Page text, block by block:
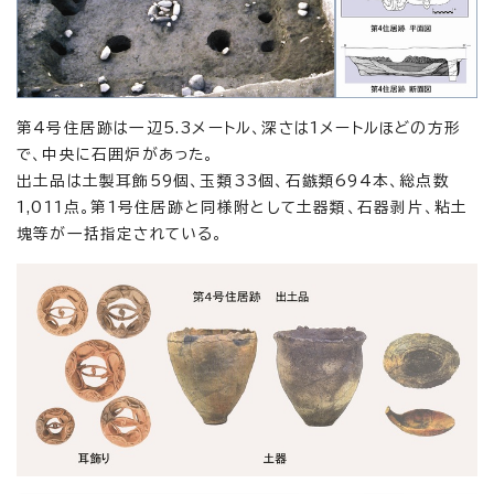
第4号住居跡は一辺5.3メートル、深さは1メートルほどの方形
で、中央に石囲炉があった。
出土品は土製耳飾59個、玉類33個、石鏃類694本、総点数
1,011点。第1号住居跡と同様附として土器類、石器剥片、粘土
塊等が一括指定されている。